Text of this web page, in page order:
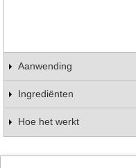
Aanwending
Ingrediënten
Hoe het werkt